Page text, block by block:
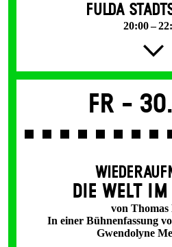
FULDA
20:00 –
Fr -
DIE WELT IM
von Thomas
In einer Bühnenfassung
Gwendolyne